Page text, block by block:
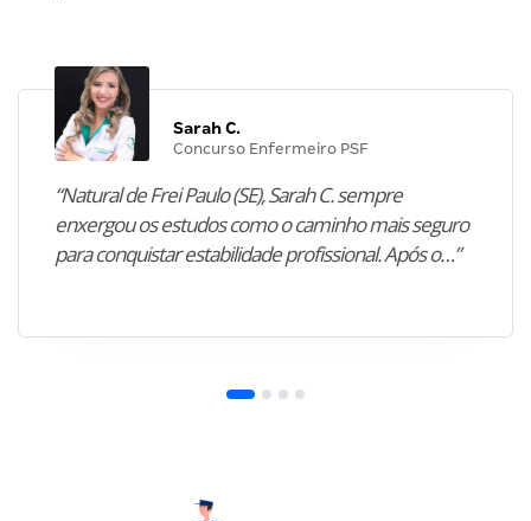
Sarah C.
Concurso Enfermeiro PSF
“Natural de Frei Paulo (SE), Sarah C. sempre
enxergou os estudos como o caminho mais seguro
para conquistar estabilidade profissional. Após o…”